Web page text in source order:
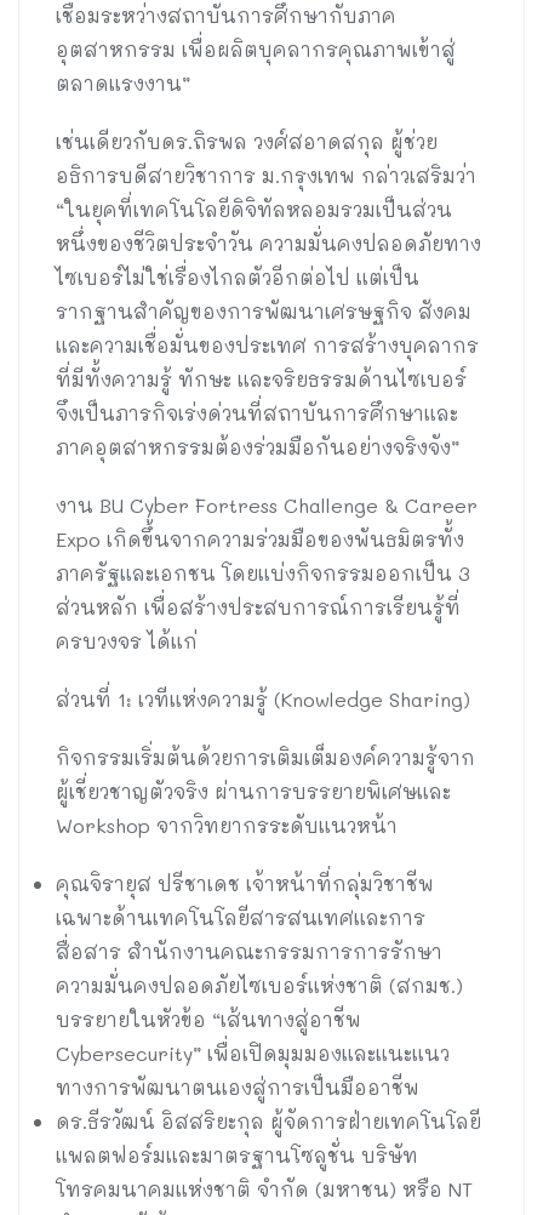
เชื่อมระหว่างสถาบันการศึกษากับภาค
อุตสาหกรรม เพื่อผลิตบุคลากรคุณภาพเข้าสู่
ตลาดแรงงาน”
เช่นเดียวกับดร.ถิรพล วงศ์สอาดสกุล ผู้ช่วย
อธิการบดีสายวิชาการ ม.กรุงเทพ กล่าวเสริมว่า
“ในยุคที่เทคโนโลยีดิจิทัลหลอมรวมเป็นส่วน
หนึ่งของชีวิตประจำวัน ความมั่นคงปลอดภัยทาง
ไซเบอร์ไม่ใช่เรื่องไกลตัวอีกต่อไป แต่เป็น
รากฐานสำคัญของการพัฒนาเศรษฐกิจ สังคม
และความเชื่อมั่นของประเทศ การสร้างบุคลากร
ที่มีทั้งความรู้ ทักษะ และจริยธรรมด้านไซเบอร์
จึงเป็นภารกิจเร่งด่วนที่สถาบันการศึกษาและ
ภาคอุตสาหกรรมต้องร่วมมือกันอย่างจริงจัง”
งาน BU Cyber Fortress Challenge & Career
Expo เกิดขึ้นจากความร่วมมือของพันธมิตรทั้ง
ภาครัฐและเอกชน โดยแบ่งกิจกรรมออกเป็น 3
ส่วนหลัก เพื่อสร้างประสบการณ์การเรียนรู้ที่
ครบวงจร ได้แก่
ส่วนที่ 1: เวทีแห่งความรู้ (Knowledge Sharing)
กิจกรรมเริ่มต้นด้วยการเติมเต็มองค์ความรู้จาก
ผู้เชี่ยวชาญตัวจริง ผ่านการบรรยายพิเศษและ
Workshop จากวิทยากรระดับแนวหน้า
คุณจิรายุส ปรีชาเดช เจ้าหน้าที่กลุ่มวิชาชีพ
เฉพาะด้านเทคโนโลยีสารสนเทศและการ
สื่อสาร สำนักงานคณะกรรมการการรักษา
ความมั่นคงปลอดภัยไซเบอร์แห่งชาติ (สกมช.)
บรรยายในหัวข้อ “เส้นทางสู่อาชีพ
Cybersecurity” เพื่อเปิดมุมมองและแนะแนว
ทางการพัฒนาตนเองสู่การเป็นมืออาชีพ
ดร.ธีรวัฒน์ อิสสริยะกุล ผู้จัดการฝ่ายเทคโนโลยี
แพลตฟอร์มและมาตรฐานโซลูชั่น บริษัท
โทรคมนาคมแห่งชาติ จำกัด (มหาชน) หรือ NT